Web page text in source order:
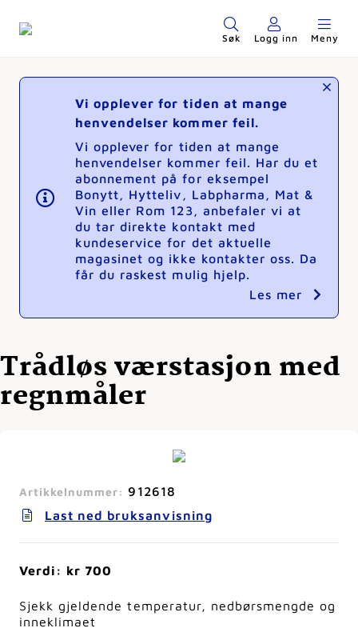
Søk Logg inn Meny
Vi opplever for tiden at mange
henvendelser kommer feil.
Vi opplever for tiden at mange
henvendelser kommer feil. Har du et
abonnement på for eksempel
Bonytt, Hytteliv, Labpharma, Mat &
Vin eller Rom 123, anbefaler vi at
du tar direkte kontakt med
kundeservice for det aktuelle
magasinet og ikke kontakter oss. Da
får du raskest mulig hjelp.
Les mer
Trådløs værstasjon med
regnmåler
Artikkelnummer: 912618
Last ned bruksanvisning
Verdi: kr 700
Sjekk gjeldende temperatur, nedbørsmengde og
inneklimaet